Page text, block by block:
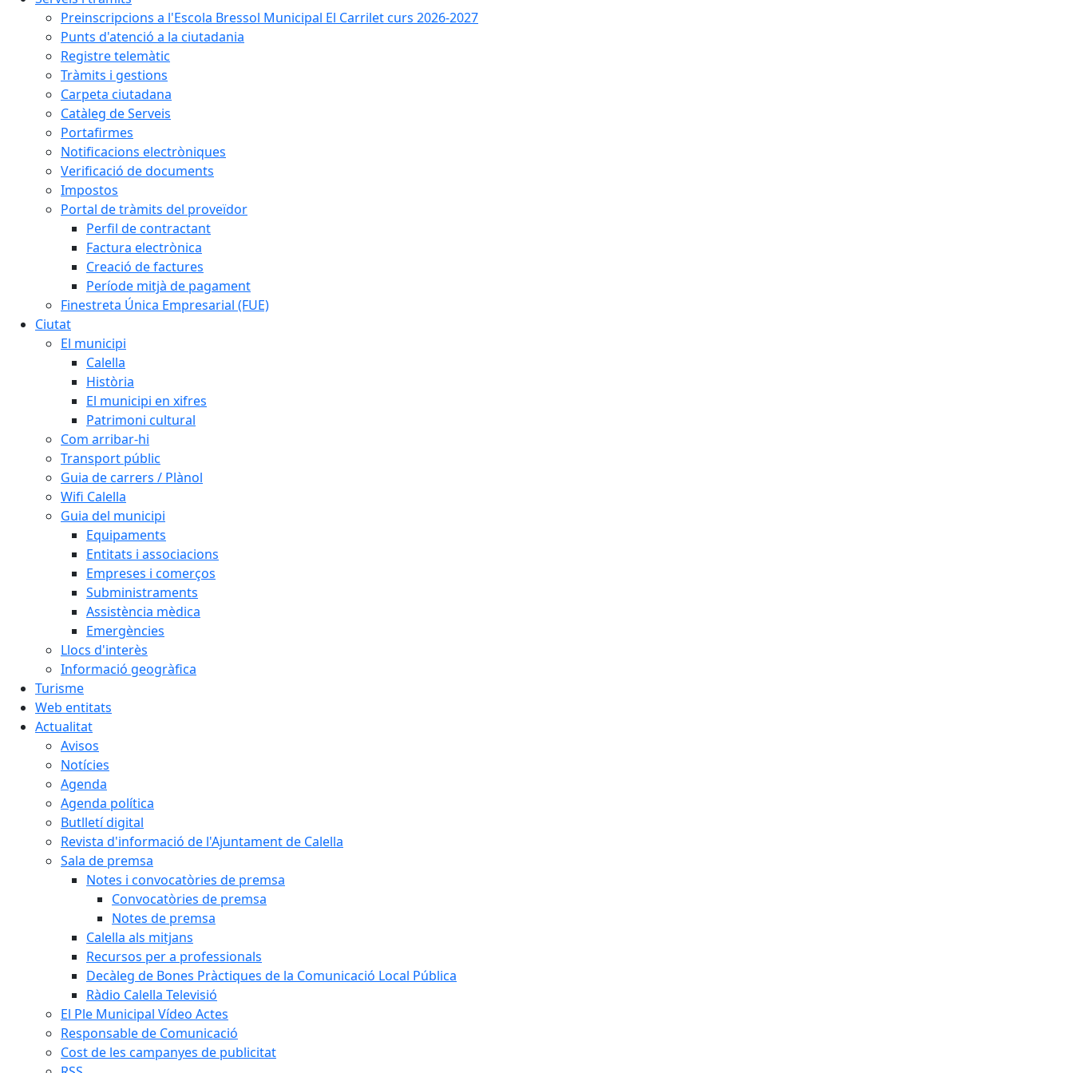
Preinscripcions a l'Escola Bressol Municipal El Carrilet curs 2026-2027
Punts d'atenció a la ciutadania
Registre telemàtic
Tràmits i gestions
Carpeta ciutadana
Catàleg de Serveis
Portafirmes
Notificacions electròniques
Verificació de documents
Impostos
Portal de tràmits del proveïdor
Perfil de contractant
Factura electrònica
Creació de factures
Període mitjà de pagament
Finestreta Única Empresarial (FUE)
Ciutat
El municipi
Calella
Història
El municipi en xifres
Patrimoni cultural
Com arribar-hi
Transport públic
Guia de carrers / Plànol
Wifi Calella
Guia del municipi
Equipaments
Entitats i associacions
Empreses i comerços
Subministraments
Assistència mèdica
Emergències
Llocs d'interès
Informació geogràfica
Turisme
Web entitats
Actualitat
Avisos
Notícies
Agenda
Agenda política
Butlletí digital
Revista d'informació de l'Ajuntament de Calella
Sala de premsa
Notes i convocatòries de premsa
Convocatòries de premsa
Notes de premsa
Calella als mitjans
Recursos per a professionals
Decàleg de Bones Pràctiques de la Comunicació Local Pública
Ràdio Calella Televisió
El Ple Municipal Vídeo Actes
Responsable de Comunicació
Cost de les campanyes de publicitat